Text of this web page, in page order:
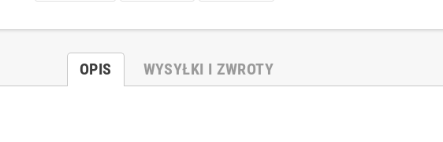
OPIS WYSYŁKI I ZWROTY